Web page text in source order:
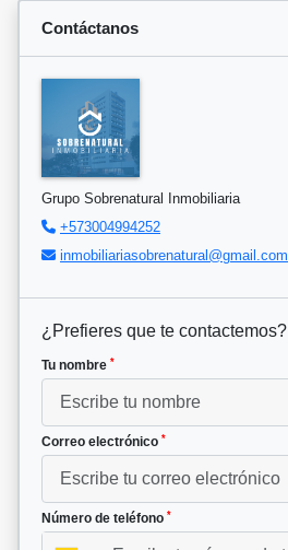
Contáctanos
Grupo Sobrenatural Inmobiliaria
+573004994252
inmobiliariasobrenatural@gmail.com
¿Prefieres que te contactemos?
Tu nombre *
Correo electrónico *
Número de teléfono *